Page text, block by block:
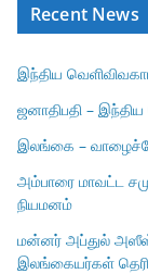
Recent News
இந்திய
ஜனாதிபதி –
இலங்கை –
அம்பாரை மாவட்ட
நியமனம்
மன்னர் அப்துல் அஸீஸ்
இலங்கையர்கள்